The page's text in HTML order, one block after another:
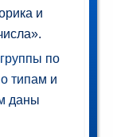
и
по
типам и
даны